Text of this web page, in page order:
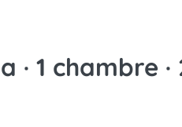
1 chambre ·